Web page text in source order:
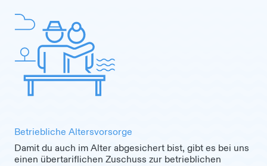
Betriebliche Altersvorsorge
Damit du auch im Alter abgesichert bist, gibt es bei uns
einen übertariflichen Zuschuss zur betrieblichen